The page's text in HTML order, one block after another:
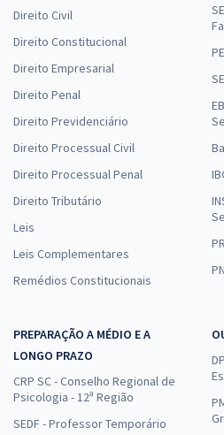
Direito Civil
Direito Constitucional
Direito Empresarial
Direito Penal
Direito Previdenciário
Direito Processual Civil
Direito Processual Penal
Direito Tributário
Leis
Leis Complementares
Remédios Constitucionais
PREPARAÇÃO A MÉDIO E A
LONGO PRAZO
CRP SC - Conselho Regional de
Psicologia - 12ª Região
SEDF - Professor Temporário